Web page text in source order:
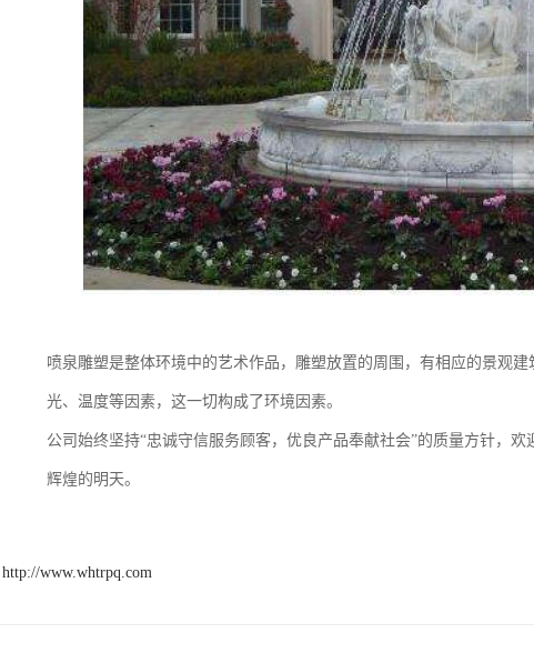
喷泉雕塑是整体环境中的艺术作品，雕塑放置的周围，有相应的景观
光、温度等因素，这一切构成了环境因素。
公司始终坚持“忠诚守信服务顾客，优良产品奉献社会”的质量方针，
辉煌的明天。
http://www.whtrpq.com